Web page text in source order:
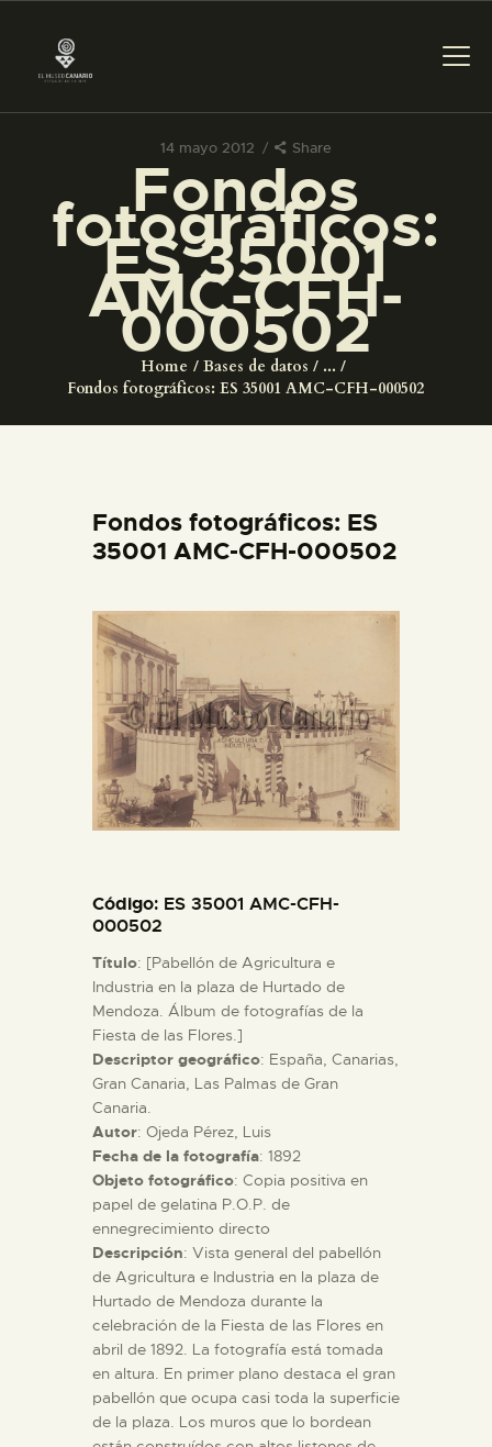
14 mayo 2012 Share
Fondos
fotográficos:
ES 35001
AMC-CFH-
000502
Home Bases de datos
...
Fondos fotográficos: ES 35001 AMC-CFH-000502
PREPARAR LA VISITA
ACTIVIDADES
█
EL MUSEO
DIDÁCTICA
PREPARAR LA VISITA
ACTIVIDADES
█
COLECCIONES
DIDÁCTICA
ESPAÑOL
Fondos fotográficos: ES
35001 AMC-CFH-000502
Código: ES 35001 AMC-CFH-
000502
Título: [Pabellón de Agricultura e
Industria en la plaza de Hurtado de
Mendoza. Álbum de fotografías de la
Fiesta de las Flores.]
Descriptor geográfico: España, Canarias,
Gran Canaria, Las Palmas de Gran
Canaria.
Autor: Ojeda Pérez, Luis
Fecha de la fotografía: 1892
Objeto fotográfico: Copia positiva en
papel de gelatina P.O.P. de
ennegrecimiento directo
Descripción: Vista general del pabellón
de Agricultura e Industria en la plaza de
Hurtado de Mendoza durante la
celebración de la Fiesta de las Flores en
abril de 1892. La fotografía está tomada
en altura. En primer plano destaca el gran
pabellón que ocupa casi toda la superficie
de la plaza. Los muros que lo bordean